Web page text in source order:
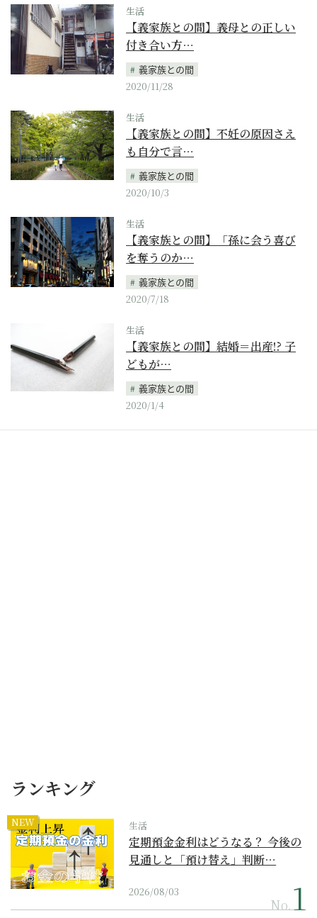
生活
【義家族との間】義母との正しい
付き合い方…
義家族との間
2020/11/28
生活
【義家族との間】不妊の原因さえ
も自分で言…
義家族との間
2020/10/3
生活
【義家族との間】「孫に会う喜び
を奪うのか…
義家族との間
2020/7/18
生活
【義家族との間】結婚＝出産!? 子
どもが…
義家族との間
2020/1/4
ランキング
NEW 生活
定期預金金利はどうなる？ 今後の
見通しと「預け替え」判断…
2026/08/03
No.